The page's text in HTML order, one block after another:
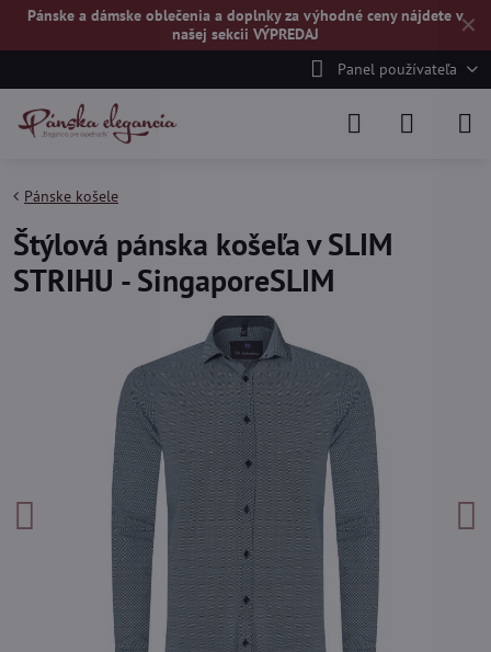
✕
Pánske a dámske oblečenia a doplnky za výhodné ceny nájdete v
našej sekcii VÝPREDAJ
Panel používateľa
Pánske košele
Štýlová pánska košeľa v SLIM
STRIHU - SingaporeSLIM